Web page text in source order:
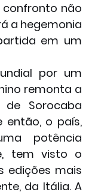
confronto não
a hegemonia
em um
por um
remonta a
Sorocaba
então, o país,
potência
tem visto o
edições mais
da Itália. A